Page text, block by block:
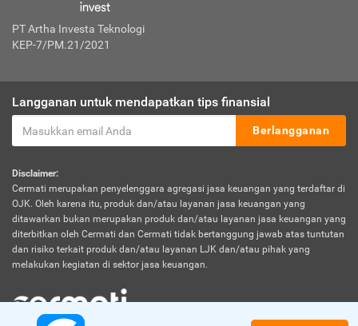
PT Artha Investa Teknologi
KEP-7/PM.21/2021
Langganan untuk mendapatkan tips finansial
Berlangganan
Disclaimer:
Cermati merupakan penyelenggara agregasi jasa keuangan yang terdaftar di
OJK. Oleh karena itu, produk dan/atau layanan jasa keuangan yang
ditawarkan bukan merupakan produk dan/atau layanan jasa keuangan yang
diterbitkan oleh Cermati dan Cermati tidak bertanggung jawab atas tuntutan
dan risiko terkait produk dan/atau layanan LJK dan/atau pihak yang
melakukan kegiatan di sektor jasa keuangan.